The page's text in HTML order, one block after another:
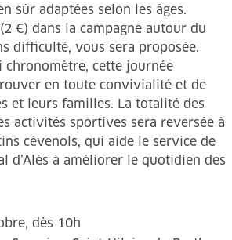
sûr adaptées selon les âges.
€) dans la campagne autour du
difficulté, vous sera proposée.
chronomètre, cette journée
en toute convivialité et de
et leurs familles. La totalité des
activités sportives sera reversée à
cévenols, qui aide le service de
d’Alès à améliorer le quotidien des
dès 10h